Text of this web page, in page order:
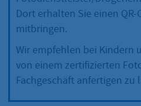
Dort erhalten Sie einen
mitbringen.
Wir empfehlen bei Kindern
von einem zertifizierten
Fachgeschäft anfertigen zu